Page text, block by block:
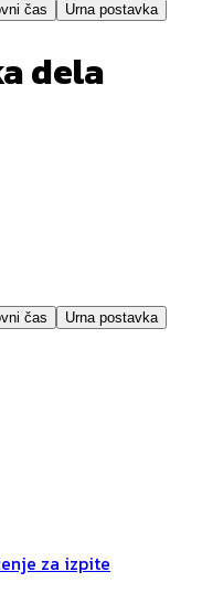
čas Urna postavka
dela
čas Urna postavka
za izpite